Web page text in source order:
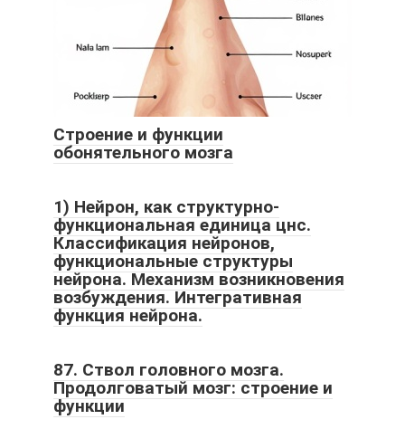
Строение и функции
обонятельного мозга
1) Нейрон, как структурно-
функциональная единица цнс.
Классификация нейронов,
функциональные структуры
нейрона. Механизм возникновения
возбуждения. Интегративная
функция нейрона.
87. Ствол головного мозга.
Продолговатый мозг: строение и
функции